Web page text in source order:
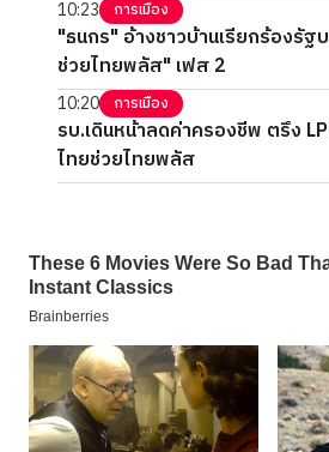
10:23 การเมือง
"ธนกร" อ้างชาวบ้านเรียกร้องรัฐ
ช่วยไทยพลัส" เฟส 2
10:20 การเมือง
รบ.เดินหน้าลดค่าครองชีพ ตรึง
ไทยช่วยไทยพลัส